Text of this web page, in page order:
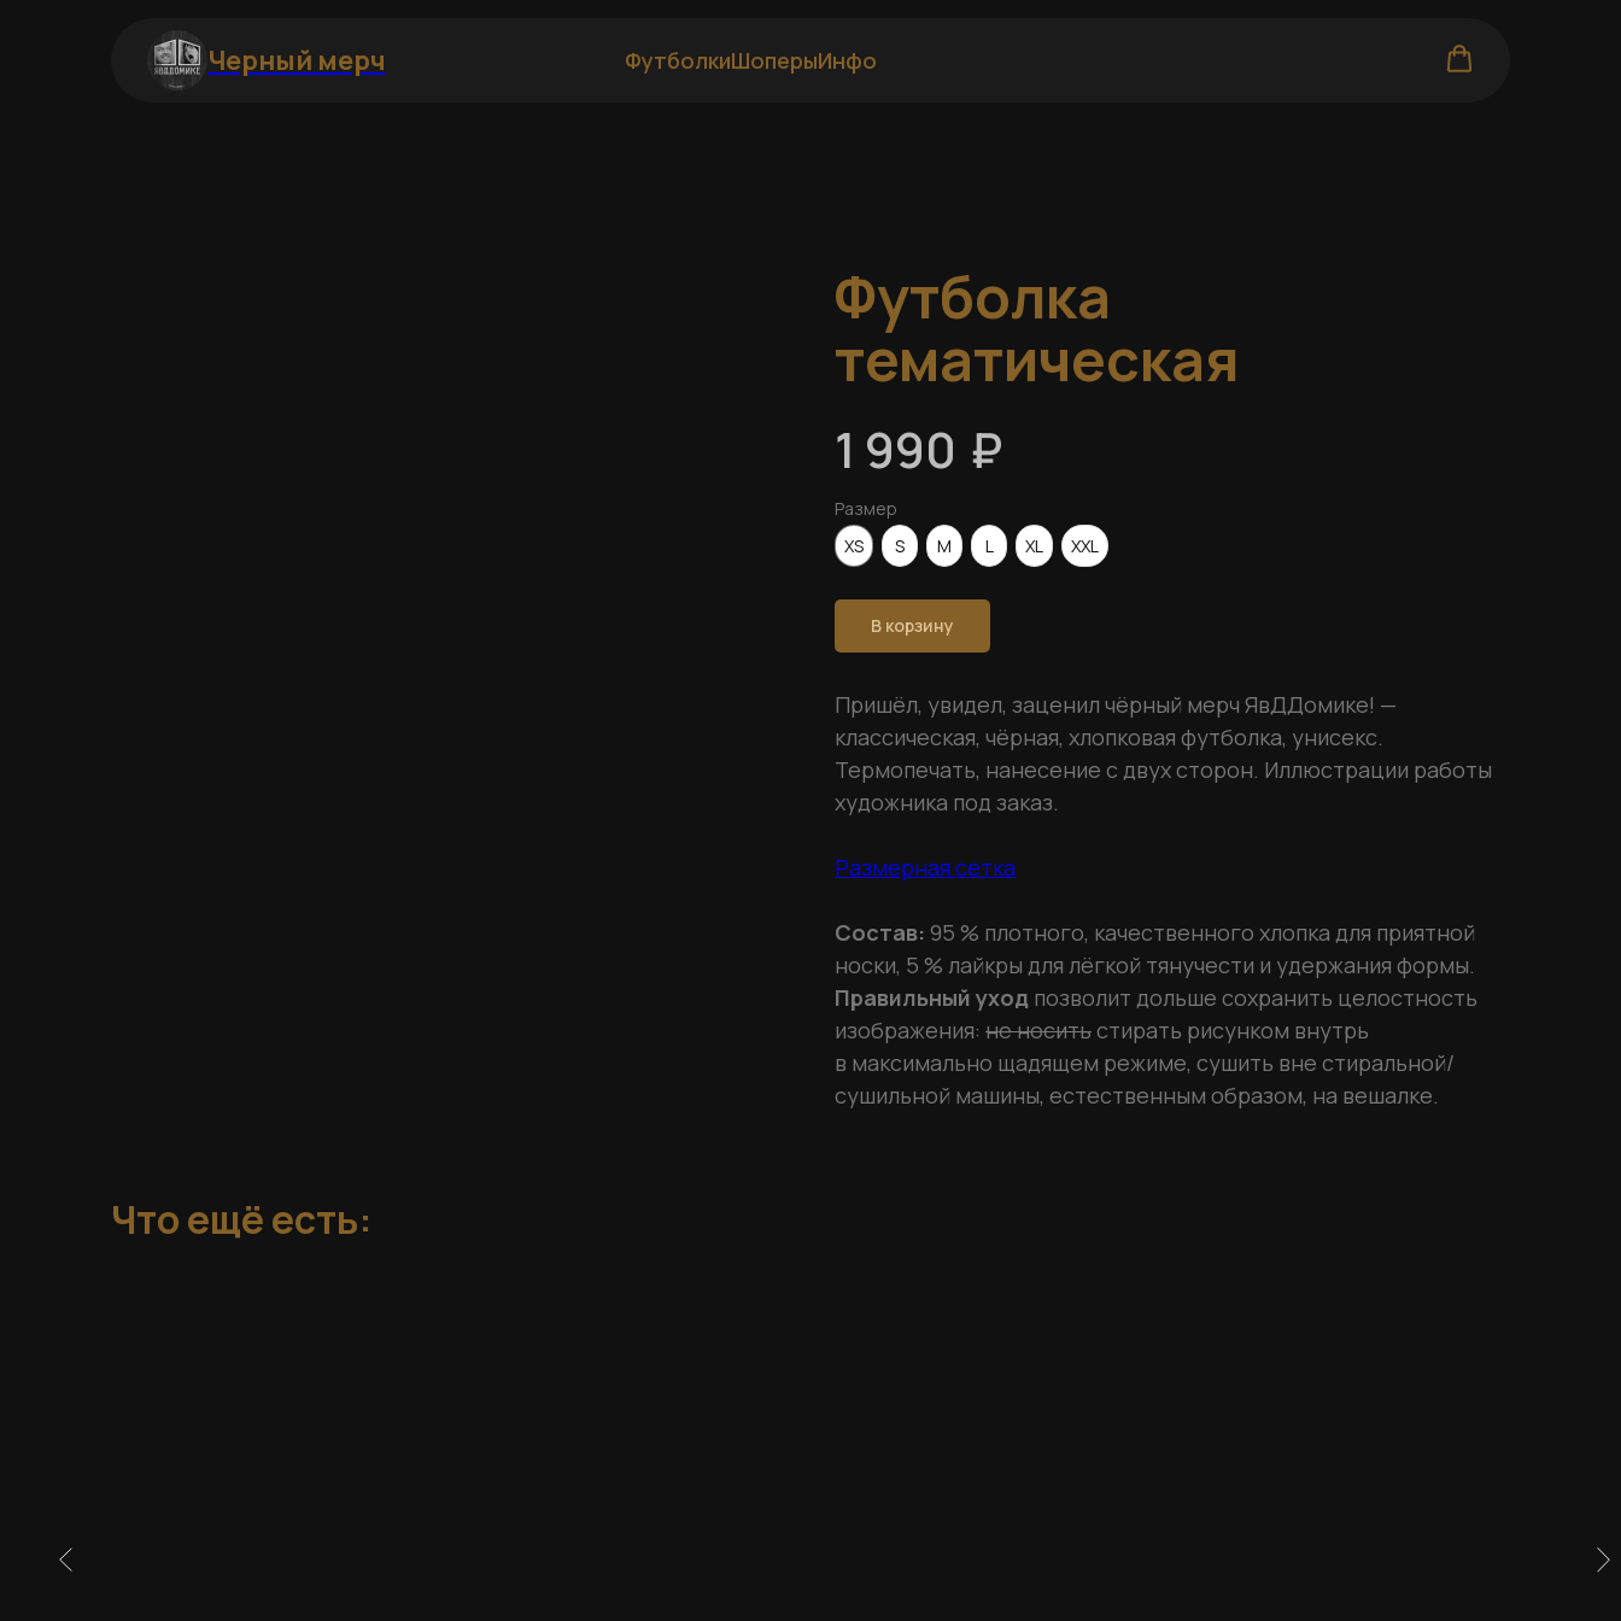
Черный мерч ФутболкиШоперыИнфо
Футболка
тематическая
1 990 ₽
Размер
XS
S M L XL XXL
В корзину
Пришёл, увидел, заценил чёрный мерч ЯвДДомике! —
классическая, чёрная, хлопковая футболка, унисекс.
Термопечать, нанесение c двух сторон. Иллюстрации работы
художника под заказ.
Размерная сетка
Состав: 95 % плотного, качественного хлопка для приятной
носки, 5 % лайкры для лёгкой тянучести и удержания формы.
Правильный уход позволит дольше сохранить целостность
изображения: не носитьстирать рисунком внутрь
в максимально щадящем режиме, сушить вне стиральной/
сушильной машины, естественным образом, на вешалке.
Что ещё есть: